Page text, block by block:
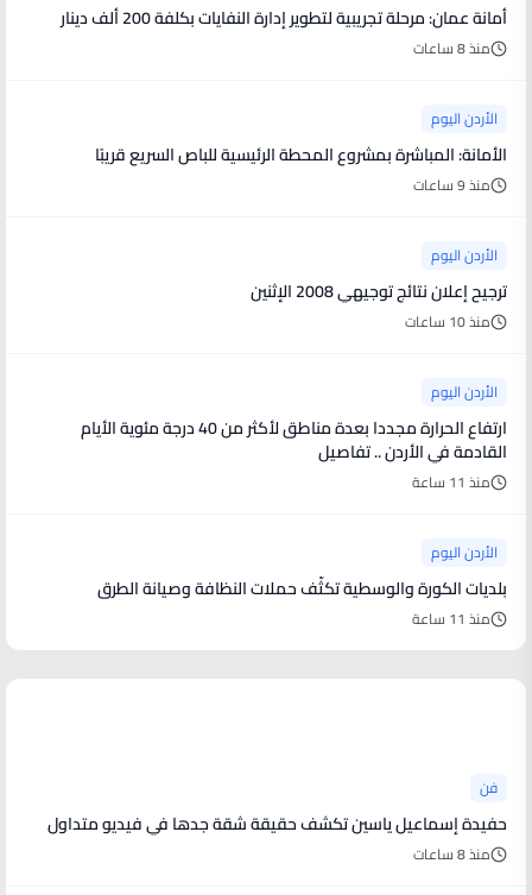
أمانة عمان: مرحلة تجريبية لتطوير إدارة النفايات بكلفة 200 ألف دينار
منذ 8 ساعات
الأردن اليوم
الأمانة: المباشرة بمشروع المحطة الرئيسية للباص السريع قريبًا
منذ 9 ساعات
الأردن اليوم
ترجيح إعلان نتائج توجيهي 2008 الإثنين
منذ 10 ساعات
الأردن اليوم
ارتفاع الحرارة مجددا بعدة مناطق لأكثر من 40 درجة مئوية الأيام
القادمة في الأردن .. تفاصيل
منذ 11 ساعة
الأردن اليوم
بلديات الكورة والوسطية تكثّف حملات النظافة وصيانة الطرق
منذ 11 ساعة
فن
حفيدة إسماعيل ياسين تكشف حقيقة شقة جدها في فيديو متداول
منذ 8 ساعات